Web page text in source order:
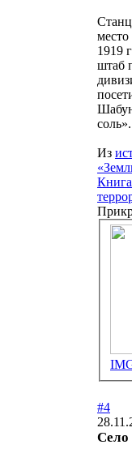
1919
штаб
соль».
Из
#4
Село